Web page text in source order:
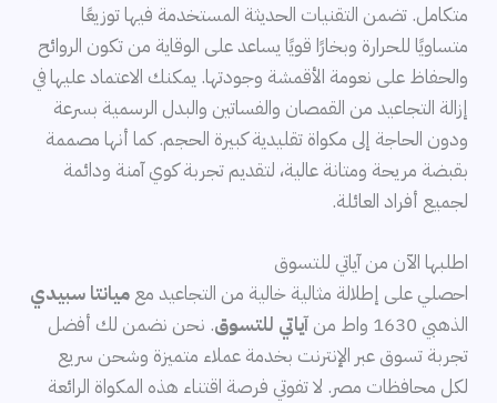
متكامل. تضمن التقنيات الحديثة المستخدمة فيها توزيعًا
متساويًا للحرارة وبخارًا قويًا يساعد على الوقاية من تكون الروائح
والحفاظ على نعومة الأقمشة وجودتها. يمكنك الاعتماد عليها في
إزالة التجاعيد من القمصان والفساتين والبدل الرسمية بسرعة
ودون الحاجة إلى مكواة تقليدية كبيرة الحجم. كما أنها مصممة
بقبضة مريحة ومتانة عالية، لتقديم تجربة كوي آمنة ودائمة
لجميع أفراد العائلة.
اطلبها الآن من آياتي للتسوق
احصلي على إطلالة مثالية خالية من التجاعيد معميانتا سبيدي
الذهبي 1630 واط من
آياتي للتسوق. نحن نضمن لك أفضل
تجربة تسوق عبر الإنترنت بخدمة عملاء متميزة وشحن سريع
لكل محافظات مصر. لا تفوتي فرصة اقتناء هذه المكواة الرائعة